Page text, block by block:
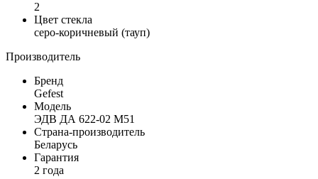
2
Цвет стекла
серо-коричневый (тауп)
Производитель
Бренд
Gefest
Модель
ЭДВ ДА 622-02 М51
Страна-производитель
Беларусь
Гарантия
2 года